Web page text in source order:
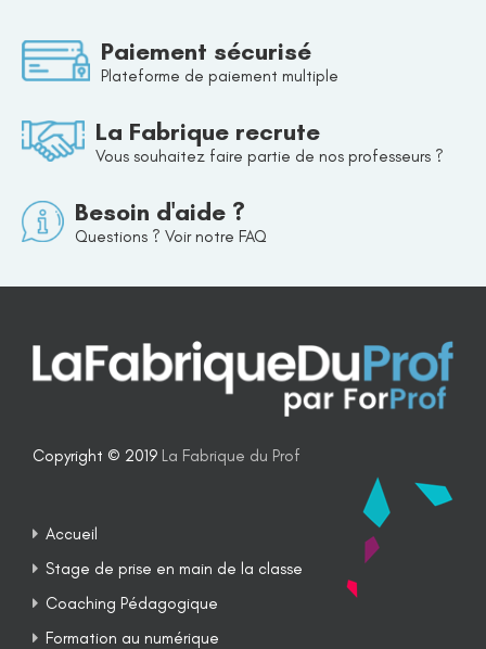
Paiement sécurisé
Plateforme de paiement multiple
La Fabrique recrute
Vous souhaitez faire partie de nos professeurs ?
Besoin d'aide ?
Questions ? Voir notre FAQ
Copyright © 2019 La Fabrique du Prof
Accueil
Stage de prise en main de la classe
Coaching Pédagogique
Formation au numérique